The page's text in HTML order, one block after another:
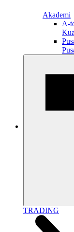
Akademi
A-
TRADING